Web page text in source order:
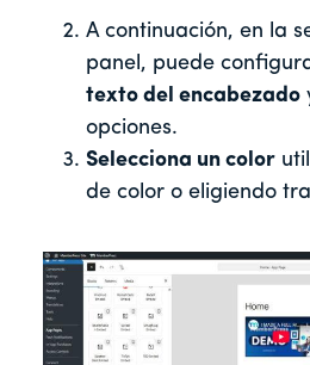
A continuación, en la
panel, puede
texto del encabezado
opciones.
Selecciona un color
de color o eligiendo